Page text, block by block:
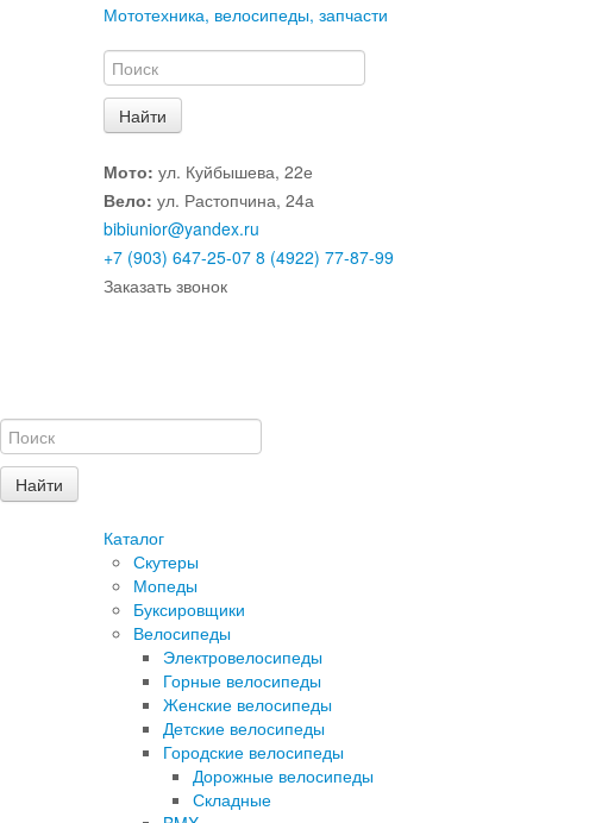
Мототехника, велосипеды, запчасти
Мото: ул. Куйбышева, 22е
Вело: ул. Растопчина, 24а
bibiunior@yandex.ru
+7 (903) 647-25-07 8 (4922) 77-87-99
Заказать звонок
Каталог
Скутеры
Мопеды
Буксировщики
Велосипеды
Электровелосипеды
Горные велосипеды
Женские велосипеды
Детские велосипеды
Городские велосипеды
Дорожные велосипеды
Складные